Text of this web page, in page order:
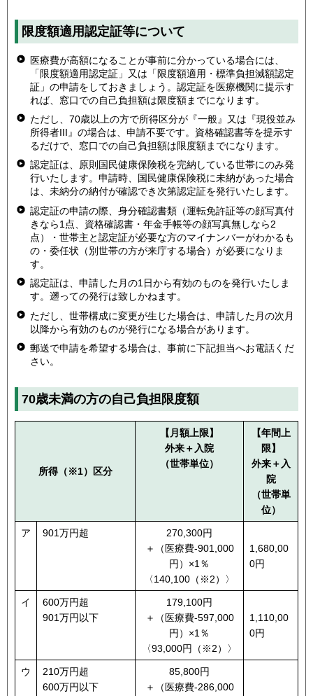
限度額適用認定証等について
医療費が高額になることが事前に分かっている場合には、
「限度額適用認定証」又は「限度額適用・標準負担減額認定
証」の申請をしておきましょう。認定証を医療機関に提示す
れば、窓口での自己負担額は限度額までになります。
ただし、70歳以上の方で所得区分が『一般』又は『現役並み
所得者III』の場合は、申請不要です。資格確認書等を提示す
るだけで、窓口での自己負担額は限度額までになります。
認定証は、原則国民健康保険税を完納している世帯にのみ発
行いたします。申請時、国民健康保険税に未納があった場合
は、未納分の納付が確認でき次第認定証を発行いたします。
認定証の申請の際、身分確認書類（運転免許証等の顔写真付
きなら1点、資格確認書・年金手帳等の顔写真無しなら2
点）・世帯主と認定証が必要な方のマイナンバーがわかるも
の・委任状（別世帯の方が来庁する場合）が必要になりま
す。
認定証は、申請した月の1日から有効のものを発行いたしま
す。遡っての発行は致しかねます。
ただし、世帯構成に変更が生じた場合は、申請した月の次月
以降から有効のものが発行になる場合があります。
郵送で申請を希望する場合は、事前に下記担当へお電話くだ
さい。
70歳未満の方の自己負担限度額
所得（※1）区分
【月額上限】
外来＋入院
（世帯単位）
【年間上
限】
外来＋入
院
（世帯単
位）
ア 901万円超
270,300円
＋（医療費-901,000
円）×1％
〈140,100（※2）〉
1,680,00
0円
イ
600万円超
901万円以下
179,100円
＋（医療費-597,000
円）×1％
〈93,000円（※2）〉
1,110,00
0円
ウ
210万円超
600万円以下
85,800円
＋（医療費-286,000